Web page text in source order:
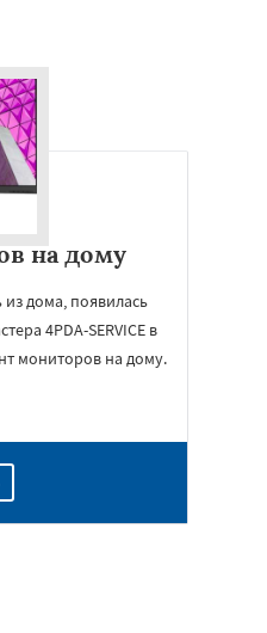
на дому
дома, появилась
4PDA-SERVICE в
мониторов на дому.